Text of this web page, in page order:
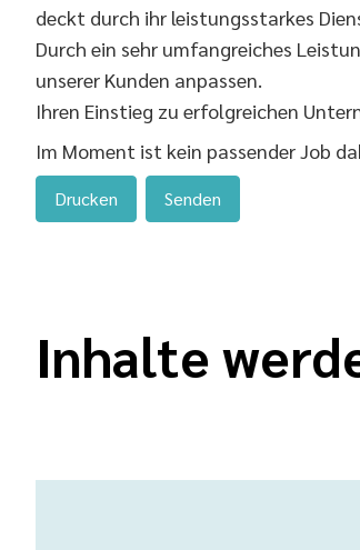
deckt durch ihr leistungsstarkes
Durch ein sehr umfangreiches
unserer Kunden anpassen.
Ihren Einstieg zu erfolgreichen
Im Moment ist kein passender Job
Drucken Senden
Inhalte